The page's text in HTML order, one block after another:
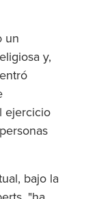
un
y,
ejercicio
bajo la